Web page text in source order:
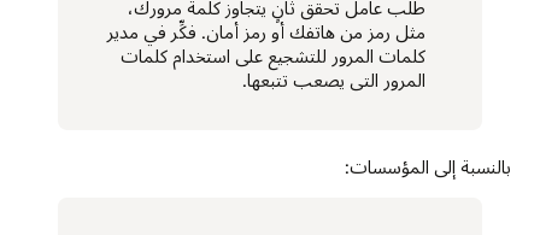
طلب عامل تحقق ثانٍ يتجاوز كلمة مرورك،
مثل رمز من هاتفك أو رمز أمان. فكِّر في مدير
كلمات المرور للتشجيع على استخدام كلمات
المرور التي يصعب تتبعها.
بالنسبة إلى المؤسسات: